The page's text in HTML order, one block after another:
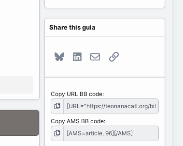
Share this guia
Bluesky LinkedInE-mailLink
Copy URL BB code
Copy AMS BB code